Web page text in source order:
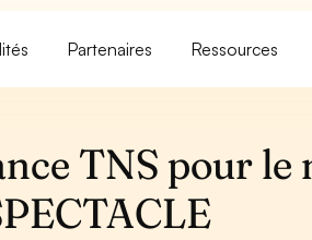
Partenaires Ressources
TNS pour le